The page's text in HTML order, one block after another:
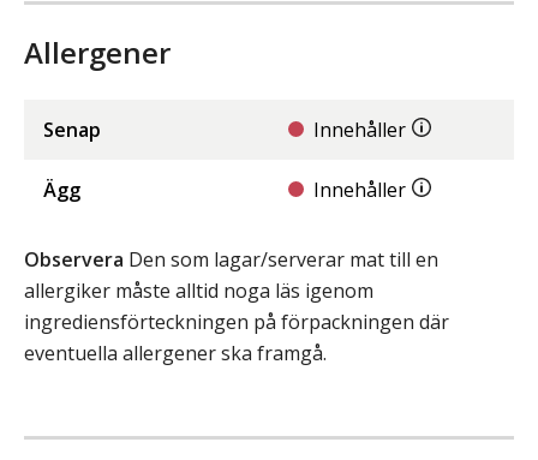
Allergener
Senap Innehåller
Ägg Innehåller
Observera Den som lagar/serverar mat till en
allergiker måste alltid noga läs igenom
ingrediensförteckningen på förpackningen där
eventuella allergener ska framgå.